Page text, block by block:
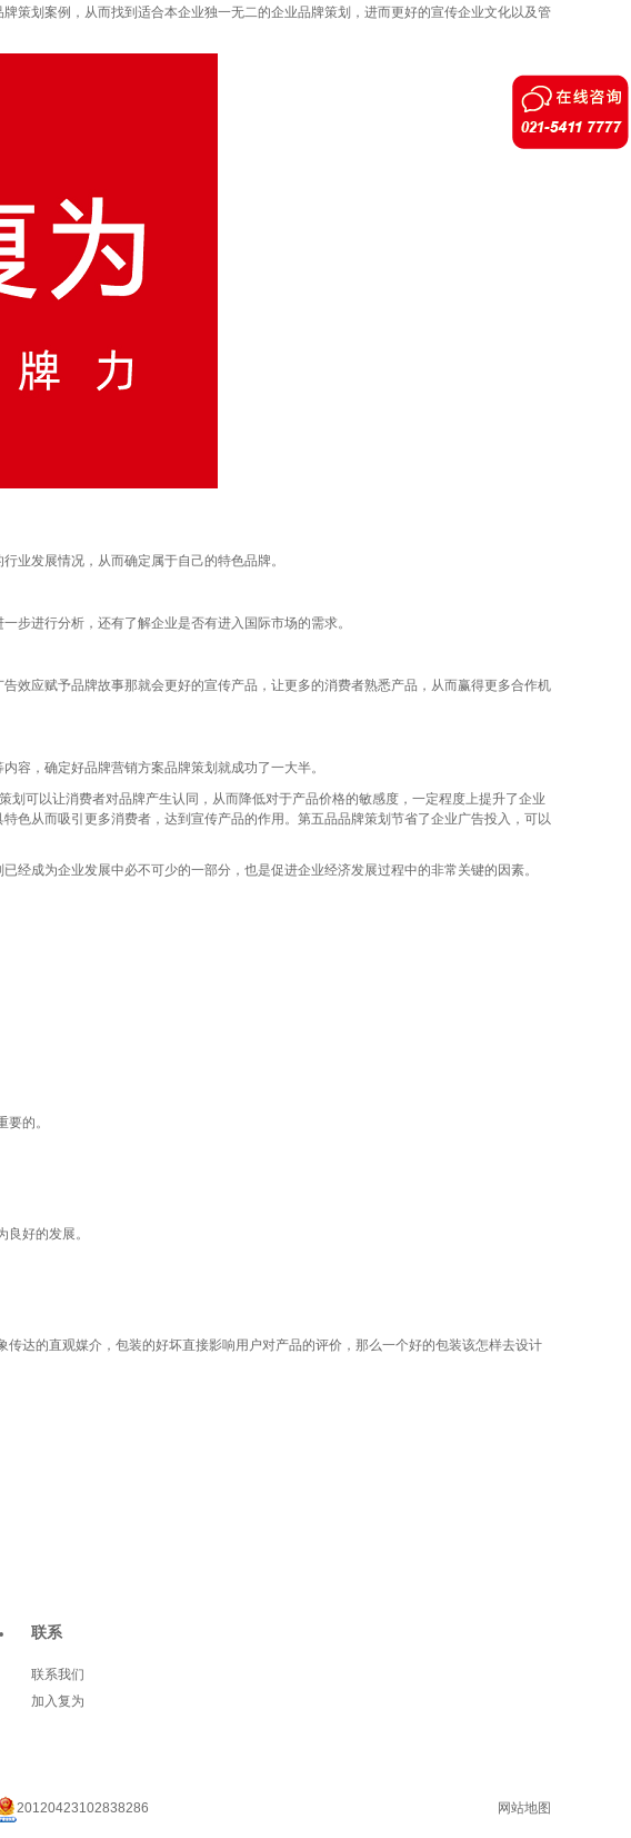
策划案例，从而找到适合本企业独一无二的企业品牌策划，进而更好的宣传企业文化以及管
发展情况，从而确定属于自己的特色品牌。
进行分析，还有了解企业是否有进入国际市场的需求。
应赋予品牌故事那就会更好的宣传产品，让更多的消费者熟悉产品，从而赢得更多合作机
，确定好品牌营销方案品牌策划就成功了一大半。
可以让消费者对品牌产生认同，从而降低对于产品价格的敏感度，一定程度上提升了企业
色从而吸引更多消费者，达到宣传产品的作用。第五品品牌策划节省了企业广告投入，可以
成为企业发展中必不可少的一部分，也是促进企业经济发展过程中的非常关键的因素。
的。
好的发展。
的直观媒介，包装的好坏直接影响用户对产品的评价，那么一个好的包装该怎样去设计
联系
联系我们
加入复为
网站地图
20120423102838286